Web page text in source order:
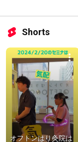
Shorts
オフトンはり灸院は